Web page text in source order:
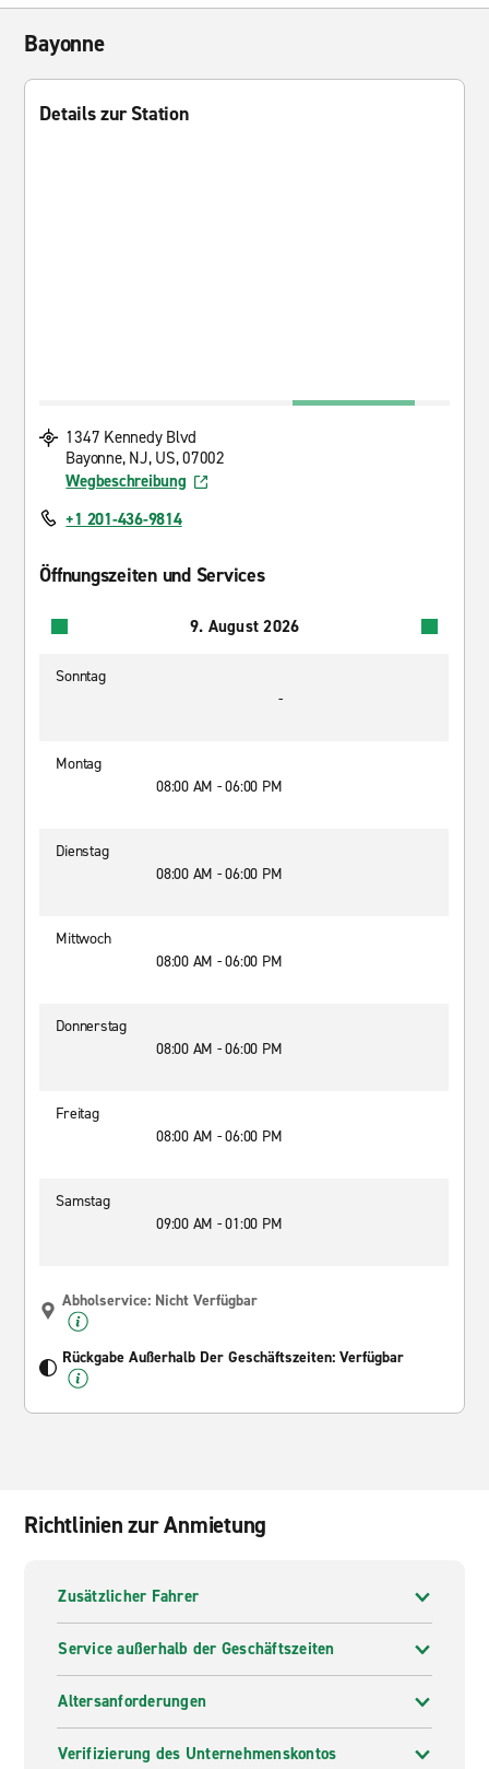
Bayonne
Details zur Station
1347 Kennedy Blvd
Bayonne, NJ, US, 07002
Wegbeschreibung
+1 201-436-9814
Öffnungszeiten und Services
9. August 2026
Sonntag
-
Montag
08:00 AM - 06:00 PM
Dienstag
08:00 AM - 06:00 PM
Mittwoch
08:00 AM - 06:00 PM
Donnerstag
08:00 AM - 06:00 PM
Freitag
08:00 AM - 06:00 PM
Samstag
09:00 AM - 01:00 PM
Abholservice: Nicht Verfügbar
Rückgabe Außerhalb Der Geschäftszeiten: Verfügbar
Richtlinien zur Anmietung
Zusätzlicher Fahrer
Service außerhalb der Geschäftszeiten
Altersanforderungen
Verifizierung des Unternehmenskontos